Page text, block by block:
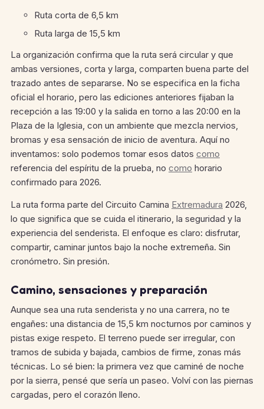
Ruta corta de 6,5 km
Ruta larga de 15,5 km
La organización confirma que la ruta será circular y que
ambas versiones, corta y larga, comparten buena parte del
trazado antes de separarse. No se especifica en la ficha
oficial el horario, pero las ediciones anteriores fijaban la
recepción a las 19:00 y la salida en torno a las 20:00 en la
Plaza de la Iglesia, con un ambiente que mezcla nervios,
bromas y esa sensación de inicio de aventura. Aquí no
inventamos: solo podemos tomar esos datos como
referencia del espíritu de la prueba, no como horario
confirmado para 2026.
La ruta forma parte del Circuito Camina Extremadura 2026,
lo que significa que se cuida el itinerario, la seguridad y la
experiencia del senderista. El enfoque es claro: disfrutar,
compartir, caminar juntos bajo la noche extremeña. Sin
cronómetro. Sin presión.
Camino, sensaciones y preparación
Aunque sea una ruta senderista y no una carrera, no te
engañes: una distancia de 15,5 km nocturnos por caminos y
pistas exige respeto. El terreno puede ser irregular, con
tramos de subida y bajada, cambios de firme, zonas más
técnicas. Lo sé bien: la primera vez que caminé de noche
por la sierra, pensé que sería un paseo. Volví con las piernas
cargadas, pero el corazón lleno.